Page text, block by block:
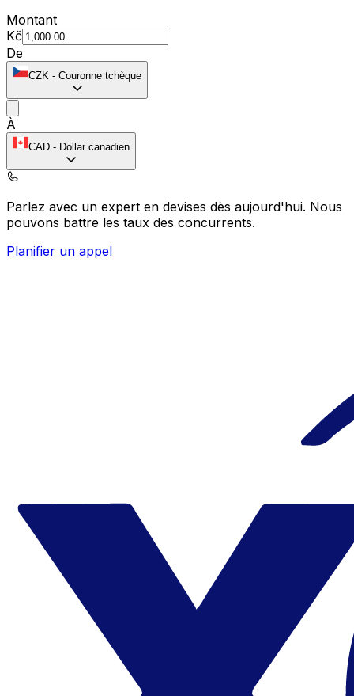
Montant
Kč
De
CZK - Couronne tchèque
À
CAD - Dollar canadien
Parlez avec un expert en devises dès aujourd'hui. Nous
pouvons battre les taux des concurrents.
Planifier un appel